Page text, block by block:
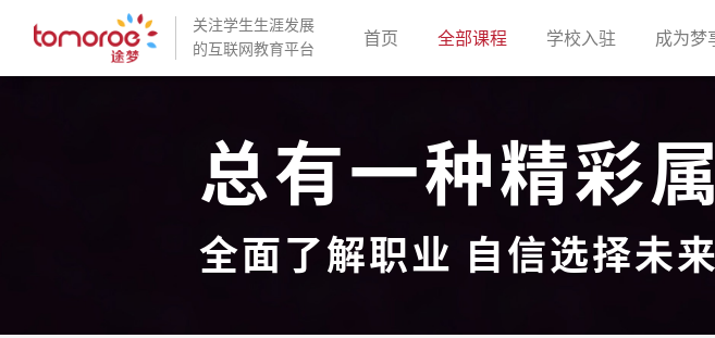
关注学生生涯发展
的互联网教育平台
首页(current)全部课程(current)学校入驻(current)
成为梦
总有一种精彩
全面了解职业 自信选择未来